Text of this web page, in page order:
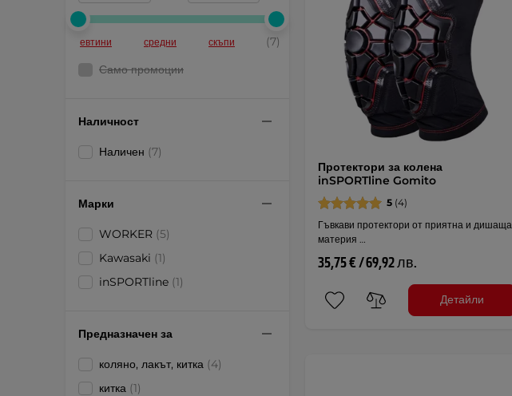
евтини средни скъпи
(7)
Само промоции
Наличност
Наличен (7)
Марки
WORKER (5)
Kawasaki (1)
inSPORTline (1)
Предназначен за
коляно, лакът, китка (4)
китка (1)
Протектори за колена
inSPORTline Gomito
5 (4)
Гъвкави протектори от приятна и дишаща
материя …
35,75 € / 69,92 лв.
Детайли